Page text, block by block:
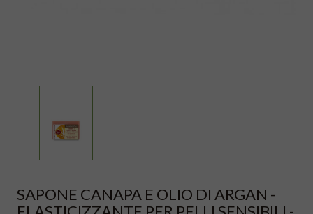
SAPONE CANAPA E OLIO DI ARGAN -